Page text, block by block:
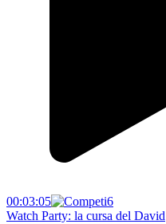
00:03:05
Watch Party: la cursa del David